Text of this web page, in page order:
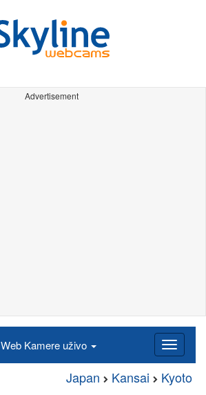
Advertisement
Web Kamere uživo
Japan Kansai Kyoto